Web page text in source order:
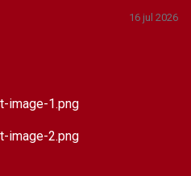
16 jul 2026